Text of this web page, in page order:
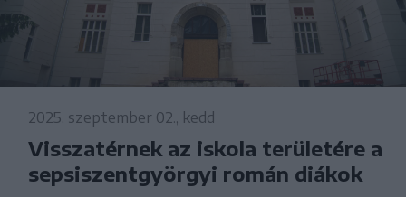
2025. szeptember 02., kedd
Visszatérnek az iskola területére a
sepsiszentgyörgyi román diákok